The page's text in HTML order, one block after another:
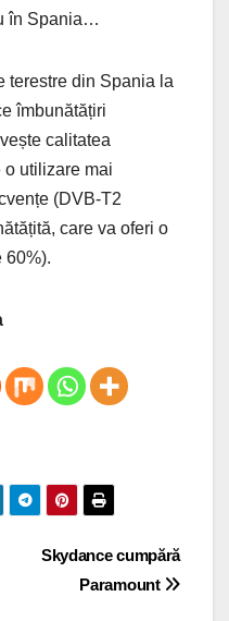
în Spania…
terestre din Spania la
îmbunătățiri
calitatea
o utilizare mai
(DVB-T2
care va oferi o
60%).
Skydance cumpără
Paramount